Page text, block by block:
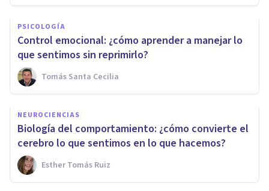
PSICOLOGÍA
Control emocional: ¿cómo aprender a manejar lo
que sentimos sin reprimirlo?
Tomás Santa Cecilia
NEUROCIENCIAS
Biología del comportamiento: ¿cómo convierte el
cerebro lo que sentimos en lo que hacemos?
Esther Tomás Ruiz